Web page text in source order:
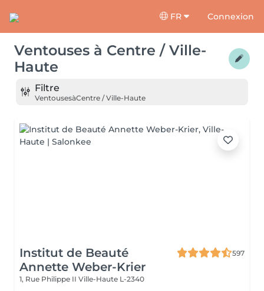
FR Connexion
Ventouses à Centre / Ville-
Haute
Filtre
VentousesàCentre / Ville-Haute
Institut de Beauté
Annette Weber-Krier
597
1, Rue Philippe II Ville-Haute L-2340